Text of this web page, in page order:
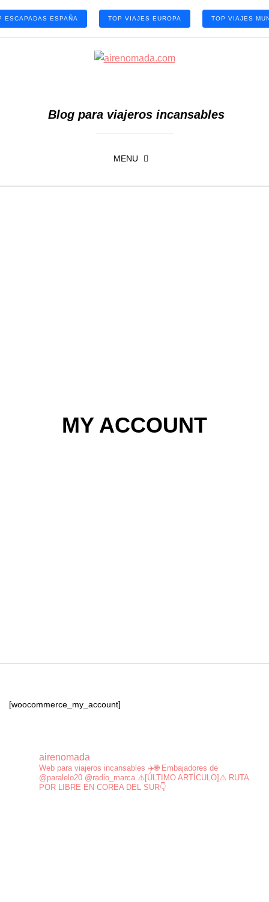
ESCAPADAS ESPAÑA TOP VIAJES EUROPA TOP VIAJES
Blog para viajeros incansables
MENU
MY ACCOUNT
[woocommerce_my_account]
airenomada
Web para viajeros incansables ✈️🌐Embajadores de
@paralelo20 @radio_marca ⚠️[ÚLTIMO ARTÍCULO]⚠️ RUTA
POR LIBRE EN COREA DEL SUR👇